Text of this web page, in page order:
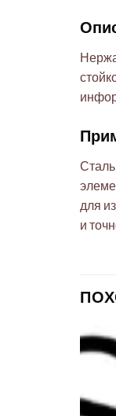
для
и